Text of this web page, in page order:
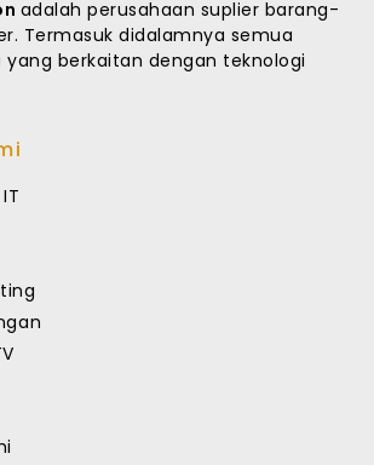
adalah perusahaan suplier barang-
Termasuk didalamnya semua
yang berkaitan dengan teknologi